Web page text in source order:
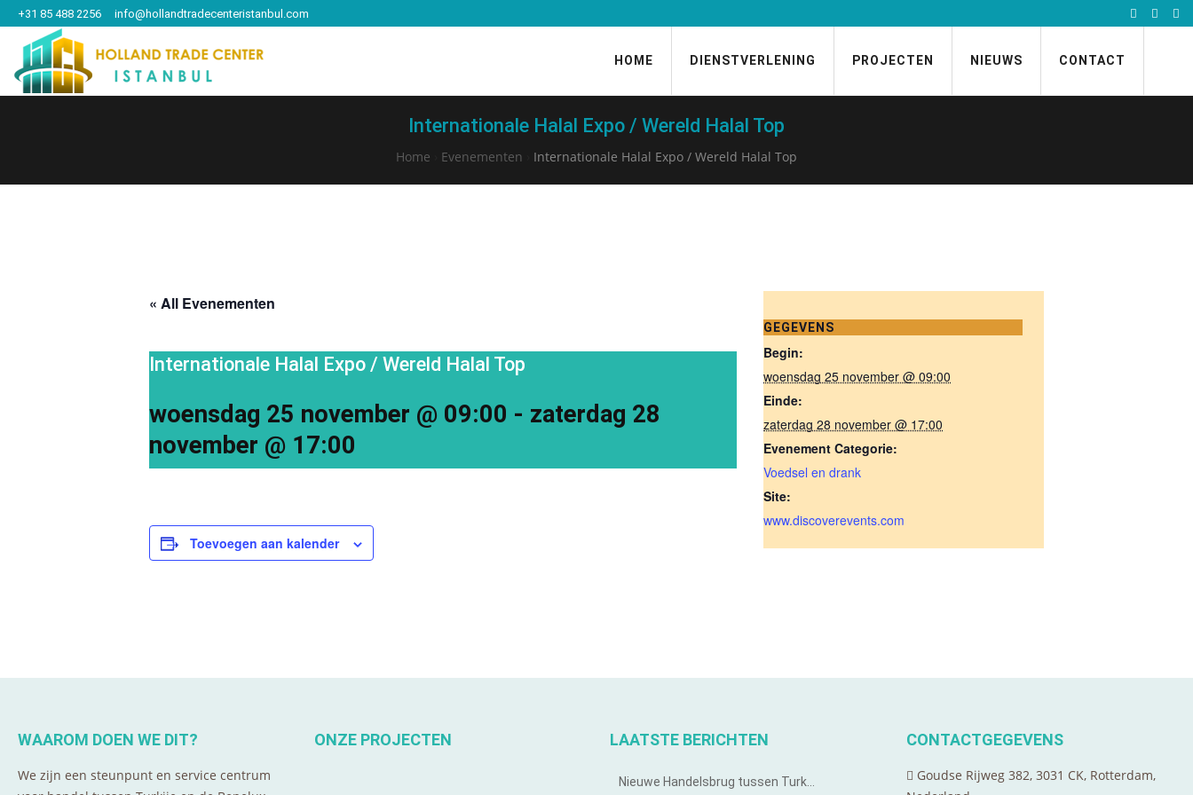
+31 85 488 2256 info@hollandtradecenteristanbul.com
HOME DIENSTVERLENING PROJECTEN NIEUWS CONTACT
Internationale Halal Expo / Wereld Halal Top
Home Evenementen Internationale Halal Expo / Wereld Halal Top
« All Evenementen
Internationale Halal Expo / Wereld Halal Top
woensdag 25 november @ 09:00 - zaterdag 28
november @ 17:00
Toevoegen aan kalender
GEGEVENS
Begin:
woensdag 25 november @ 09:00
Einde:
zaterdag 28 november @ 17:00
Evenement Categorie:
Voedsel en drank
Site:
www.discoverevents.com
WAAROM DOEN WE DIT?
We zijn een steunpunt en service centrum
ONZE PROJECTEN LAATSTE BERICHTEN
Nieuwe Handelsbrug tussen Turk…
CONTACTGEGEVENS
Goudse Rijweg 382, 3031 CK, Rotterdam,